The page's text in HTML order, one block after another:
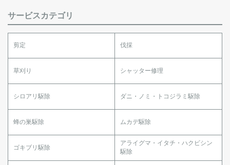
サービスカテゴリ
剪定 伐採
草刈り シャッター修理
シロアリ駆除 ダニ・ノミ・トコジラミ駆除
蜂の巣駆除 ムカデ駆除
ゴキブリ駆除
アライグマ・イタチ・ハクビシン
駆除